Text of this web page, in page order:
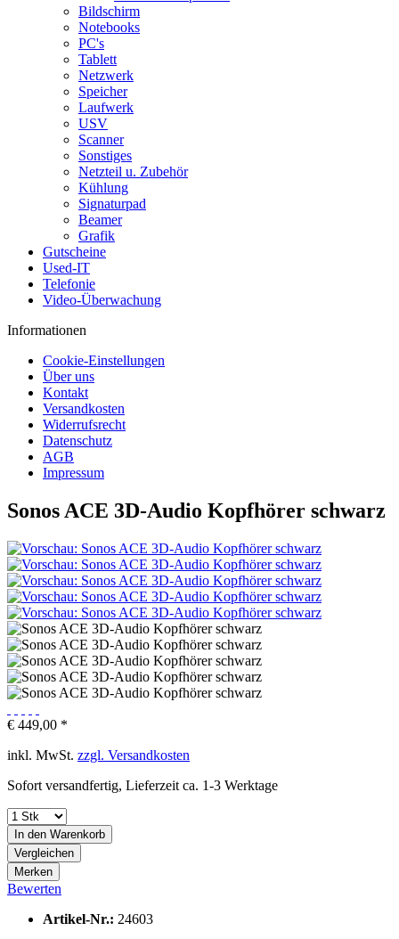
Bildschirm
Notebooks
PC's
Tablett
Netzwerk
Speicher
Laufwerk
USV
Scanner
Sonstiges
Netzteil u. Zubehör
Kühlung
Signaturpad
Beamer
Grafik
Gutscheine
Used-IT
Telefonie
Video-Überwachung
Informationen
Cookie-Einstellungen
Über uns
Kontakt
Versandkosten
Widerrufsrecht
Datenschutz
AGB
Impressum
Sonos ACE 3D-Audio Kopfhörer schwarz
€ 449,00 *
inkl. MwSt. zzgl. Versandkosten
Sofort versandfertig, Lieferzeit ca. 1-3 Werktage
In den Warenkorb
Vergleichen
Merken
Bewerten
Artikel-Nr.: 24603